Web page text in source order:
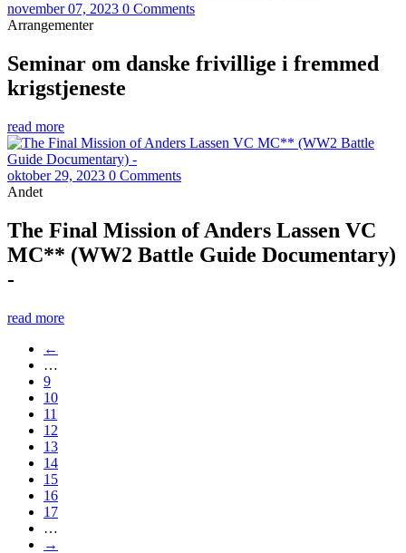
november 07, 2023 0 Comments
Arrangementer
Seminar om danske frivillige i fremmed
krigstjeneste
read more
oktober 29, 2023 0 Comments
Andet
The Final Mission of Anders Lassen VC
MC** (WW2 Battle Guide Documentary)
-
read more
←
…
9
10
11
12
13
14
15
16
17
…
→